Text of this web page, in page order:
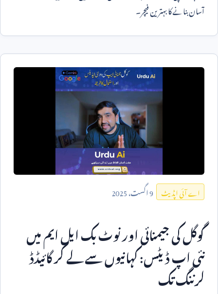
آسان بنانے کا بہترین فیچر۔
اے آئی اپڈیٹ 9اگست،2025
گوگل کی جیمنائی اور نوٹ بک ایل ایم میں
نئی اپ ڈیٹس: کہانیوں سے لے کر گائیڈڈ
لرننگ تک